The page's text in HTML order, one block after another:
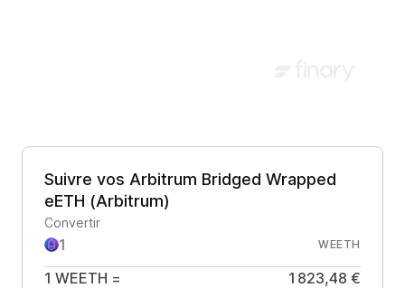
Suivre vos Arbitrum Bridged Wrapped
eETH (Arbitrum)
Convertir
WEETH
1 WEETH = 1 823,48 €